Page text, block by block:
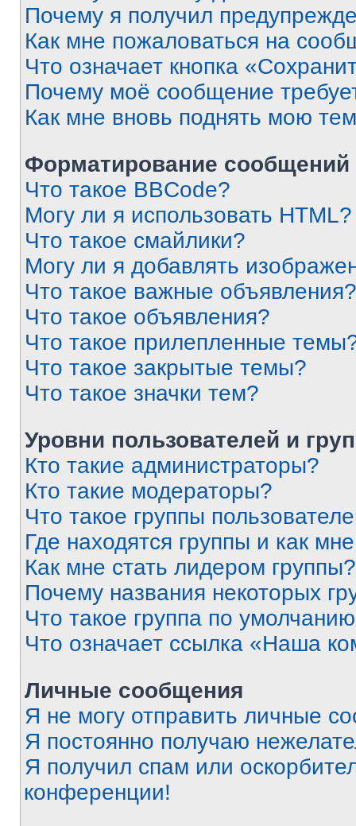
Почему я получил
Как мне пожаловаться на
Что означает кнопка
Почему моё сообщение
Как мне вновь поднять мою
Форматирование
Что такое BBCode?
Могу ли я использовать HTML?
Что такое смайлики?
Могу ли я добавлять
Что такое важные объявления?
Что такое объявления?
Что такое прилепленные
Что такое закрытые темы?
Что такое значки тем?
Уровни пользователей и
Кто такие администраторы?
Кто такие модераторы?
Что такое группы
Где находятся группы и как
Как мне стать лидером группы?
Почему названия некоторых
Что такое группа по
Что означает ссылка «Наша
Личные сообщения
Я не могу отправить личные
Я постоянно получаю
Я получил спам или
конференции!